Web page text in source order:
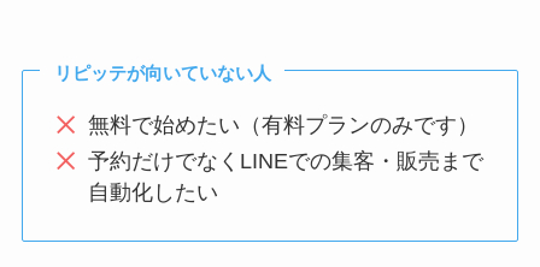
リピッテが向いていない人
無料で始めたい（有料プランのみです）
予約だけでなくLINEでの集客・販売まで
自動化したい